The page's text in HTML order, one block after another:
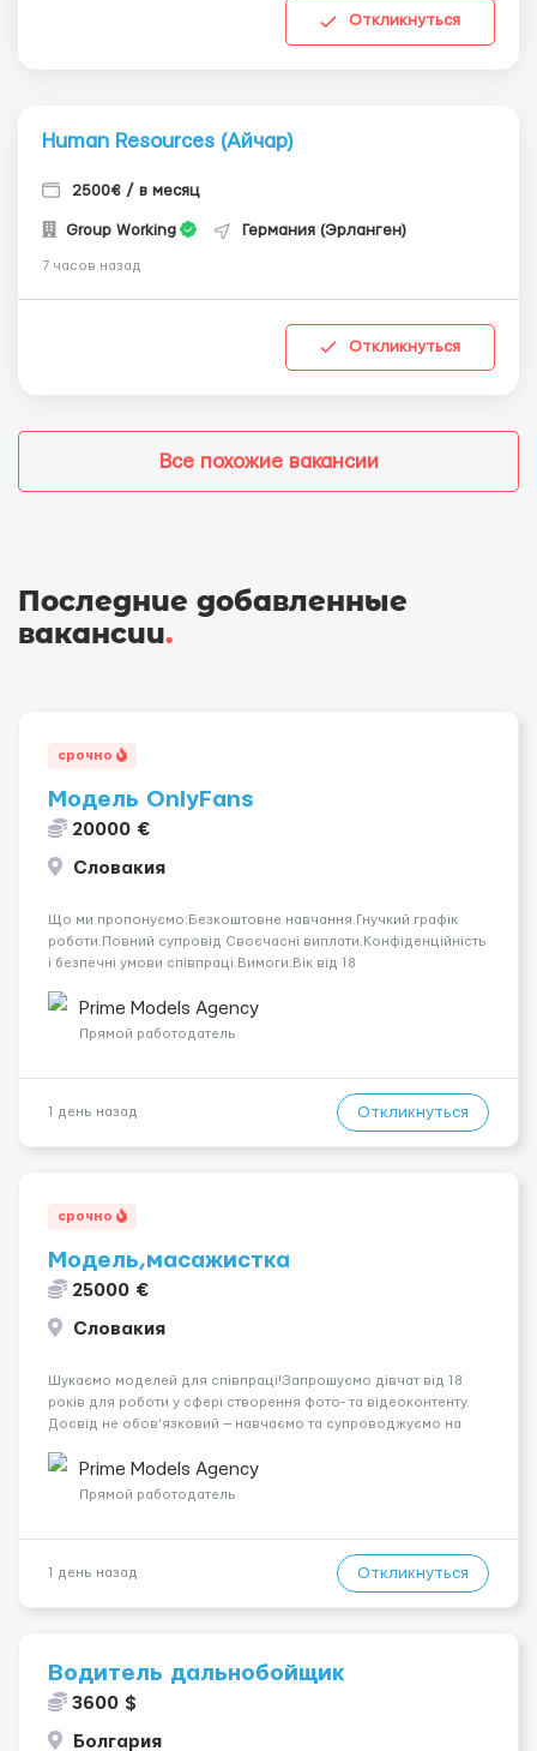
Откликнуться
Human Resources (Айчар)
2500€ / в месяц
Group Working Германия (Эрланген)
7 часов назад
Откликнуться
Все похожие вакансии
Последние добавленные
вакансии.
срочно
Модель OnlyFans
20000 €
Словакия
Що ми пропонуємо:Безкоштовне навчання.Гнучкий графік
роботи.Повний супровід Своєчасні виплати.Конфіденційність
і безпечні умови співпраці.Вимоги:Вік від 18
розвиватися.Досвід не обов’язковий.Якщо вас зацікавила
вакансія — залишайте відгук, і ми зв’яжемося ...
Prime Models Agency
Прямой работодатель
1 день назад Откликнуться
срочно
Модель,масажистка
25000 €
Словакия
Шукаємо моделей для співпраці!Запрошуємо дівчат від 18
років для роботи у сфері створення фото- та відеоконтенту.
Досвід не обов’язковий — навчаємо та супроводжуємо на
конфіденційність і професійну підтримку. Працюємо офіційно,
поважаємо особ...
Prime Models Agency
Прямой работодатель
1 день назад Откликнуться
Водитель дальнобойщик
3600 $
Болгария